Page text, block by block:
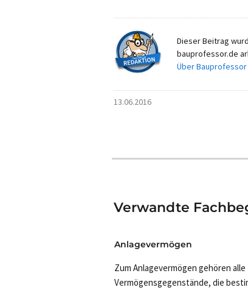
Dieser Beitrag
bauprofessor.de
Über Bauprofessor
13.06.2016
Verwandte
Anlagevermögen
Zum Anlagevermögen gehören alle
Vermögensgegenstände, die